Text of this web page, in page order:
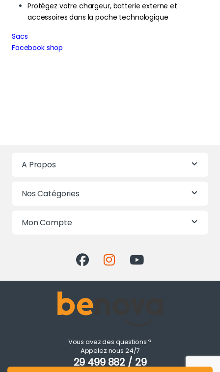
Protégez votre chargeur, batterie externe et
accessoires dans la poche technologique
Sacs
Facebook shop
A Propos
Nos Catégories
Mon Compte
Vous avez des questions ?
Appelez nous 24/7
29 499 882 / 29